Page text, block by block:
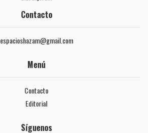
Contacto
espacioshazam@gmail.com
Menú
Contacto
Editorial
Síguenos